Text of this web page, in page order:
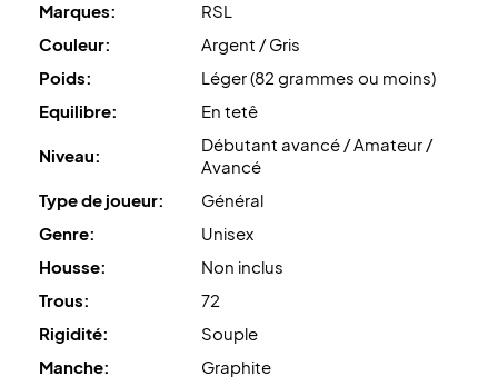
Marques:
RSL
Couleur:
Argent / Gris
Poids:
Léger (82 grammes ou moins)
Equilibre:
En tetê
Niveau:
Débutant avancé / Amateur /
Avancé
Type de joueur:
Général
Genre:
Unisex
Housse:
Non inclus
Trous:
72
Rigidité:
Souple
Manche:
Graphite